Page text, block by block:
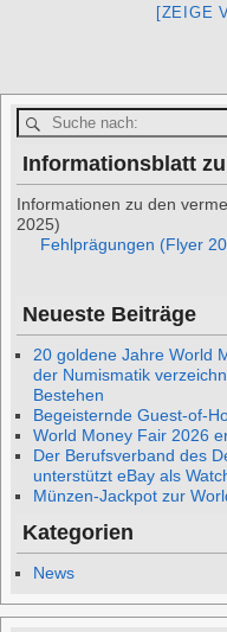
[ZEIGE
Informationsblatt
Informationen zu den
2025)
Fehlprägungen (Flyer
Neueste Beiträge
20 goldene Jahre World
der Numismatik
Bestehen
Begeisternde Guest-of-
World Money Fair 2026
Der Berufsverband des
unterstützt eBay als
Münzen-Jackpot zur
Kategorien
News